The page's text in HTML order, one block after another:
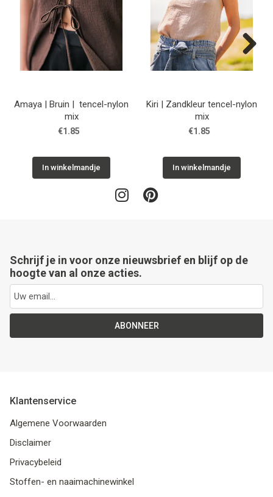
Amaya | Bruin | tencel-nylon
mix
€1.85
In winkelmandje
Kiri | Zandkleur tencel-nylon
mix
€1.85
In winkelmandje
Next
Schrijf je in voor onze nieuwsbrief en blijf op de
hoogte van al onze acties.
ABONNEER
Klantenservice
Algemene Voorwaarden
Disclaimer
Privacybeleid
Stoffen- en naaimachinewinkel